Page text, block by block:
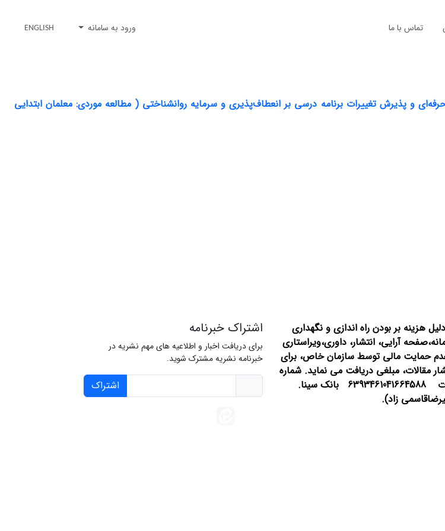
تماس با ما ورود به سامانه ENGLISH
و پذیرش تغییرات برنامه درسی بر انعطاف‌پذیری و سرمایه روانشناختی ( مطالعه موردی: معلمان ابتدایی
هزینه بر بودن راه اندازی و نگهداری
آرایی، انتشار، داوری،ویراستاری
حمایت مالی توسط سازمان خاص، برای
مقالات، مبلغی دریافت می نماید. شماره
کارت 6393461041664588 بانک سینا.
زاد).
اشتراک خبرنامه
برای دریافت اخبار و اطلاعیه های مهم نشریه در
خبرنامه نشریه مشترک شوید.
اشتراک